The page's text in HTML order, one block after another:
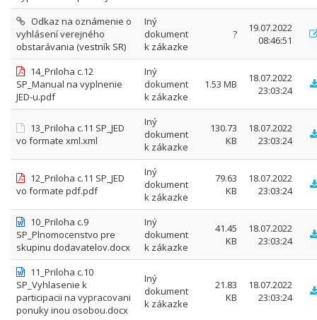
Odkaz na oznámenie o
vyhlásení verejného
obstarávania (vestník SR)
Iný
dokument
k zákazke
?
19.07.2022
08:46:51
14_Priloha c.12
SP_Manual na vyplnenie
JED-u.pdf
Iný
dokument
k zákazke
1.53 MB
18.07.2022
23:03:24
13_Priloha c.11 SP_JED
vo formate xml.xml
Iný
dokument
k zákazke
130.73
KB
18.07.2022
23:03:24
12_Priloha c.11 SP_JED
vo formate pdf.pdf
Iný
dokument
k zákazke
79.63
KB
18.07.2022
23:03:24
10_Priloha c.9
SP_Plnomocenstvo pre
skupinu dodavatelov.docx
Iný
dokument
k zákazke
41.45
KB
18.07.2022
23:03:24
11_Priloha c.10
SP_Vyhlasenie k
participacii na vypracovani
ponuky inou osobou.docx
Iný
dokument
k zákazke
21.83
KB
18.07.2022
23:03:24